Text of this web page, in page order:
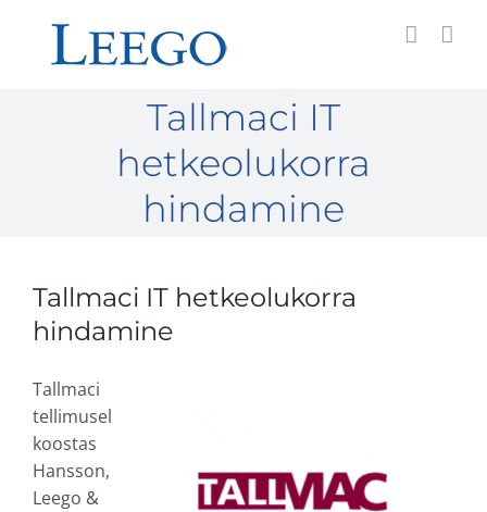
content
Tallmaci IT
hetkeolukorra
hindamine
Tallmaci IT hetkeolukorra
hindamine
Tallmaci
tellimusel
koostas
Hansson,
Leego &